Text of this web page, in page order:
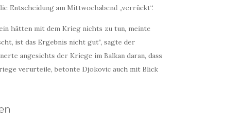
Entscheidung am Mittwochabend „verrückt“.
hätten mit dem Krieg nichts zu tun, meinte
ist das Ergebnis nicht gut“, sagte der
angesichts der Kriege im Balkan daran, dass
verurteile, betonte Djokovic auch mit Blick